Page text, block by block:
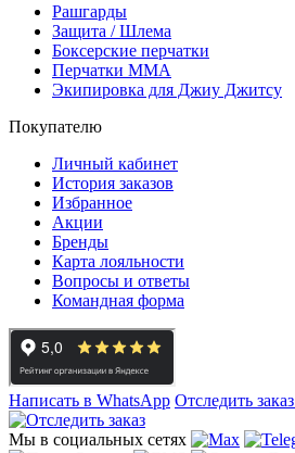
Рашгарды
Защита / Шлема
Боксерские перчатки
Перчатки ММА
Экипировка для Джиу Джитсу
Покупателю
Личный кабинет
История заказов
Избранное
Акции
Бренды
Карта лояльности
Вопросы и ответы
Командная форма
Написать в WhatsApp Отследить заказ
Мы в социальных сетях